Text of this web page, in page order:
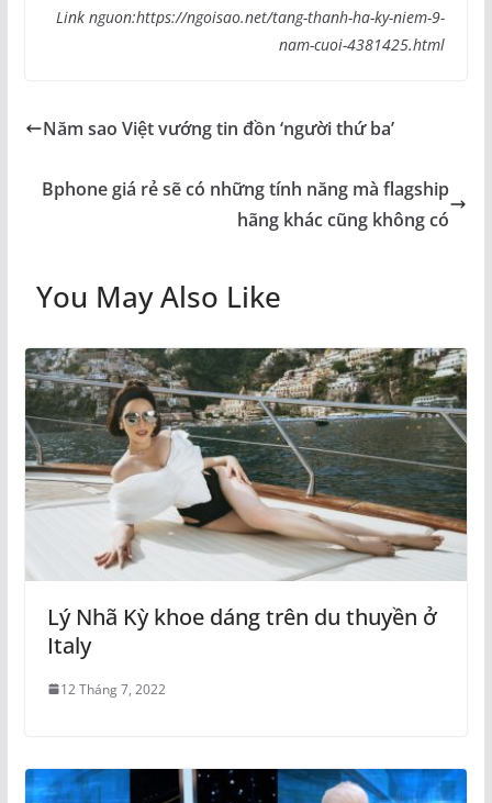
Link nguon:https://ngoisao.net/tang-thanh-ha-ky-niem-9-
nam-cuoi-4381425.html
Năm sao Việt vướng tin đồn ‘người thứ ba’
Bphone giá rẻ sẽ có những tính năng mà flagship
hãng khác cũng không có
You May Also Like
Lý Nhã Kỳ khoe dáng trên du thuyền ở
Italy
12 Tháng 7, 2022